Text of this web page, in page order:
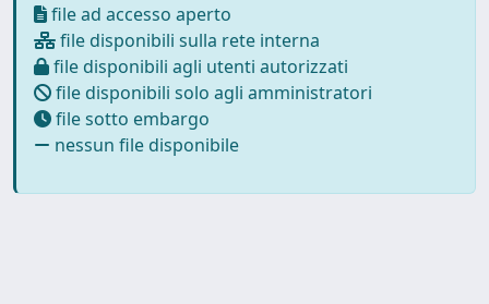
file ad accesso aperto
file disponibili sulla rete interna
file disponibili agli utenti autorizzati
file disponibili solo agli amministratori
file sotto embargo
nessun file disponibile